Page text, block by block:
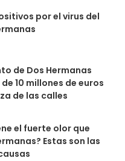
por el virus del
de Dos Hermanas
10 millones de euros
de las calles
el fuerte olor que
Estas son las